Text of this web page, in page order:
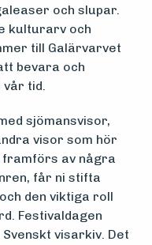
och slupar.
kulturarv och
till Galärvarvet
bevara och
vår tid.
sjömansvisor,
visor som hör
framförs av några
får ni stifta
den viktiga roll
Festivaldagen
visarkiv. Det